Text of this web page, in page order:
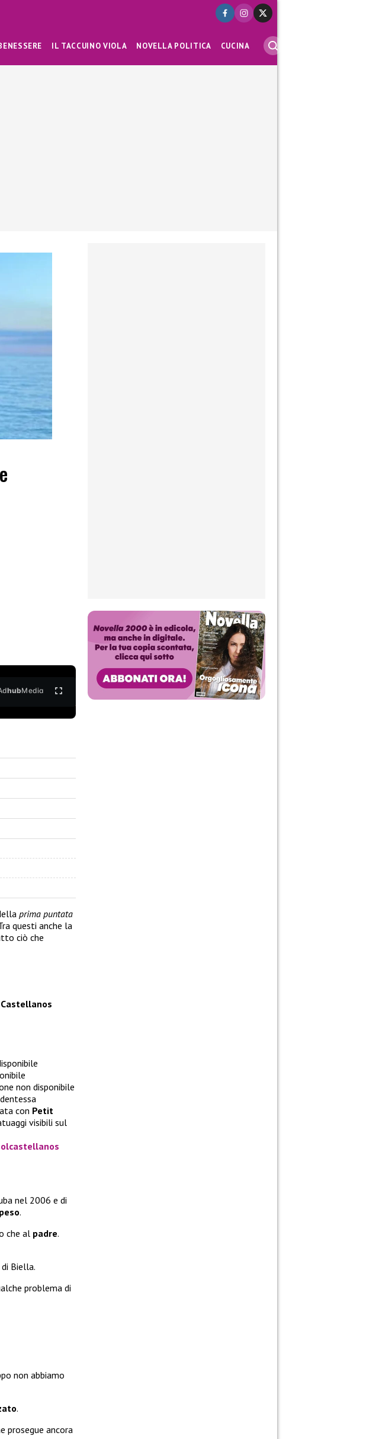
IL TACCUINO VIOLA NOVELLA POLITICA CUCINA
hubMedia
prima puntata
questi anche la
ciò che
non disponibile
con Petit
visibili sul
nel 2006 e di
peso.
che al padre.
di Biella.
problema di
non abbiamo
.
prosegue ancora